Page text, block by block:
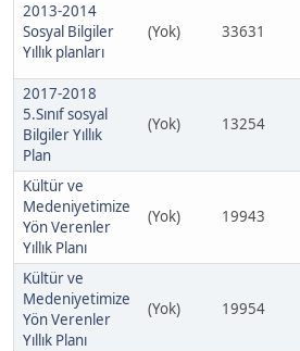
2013-2014
Sosyal Bilgiler
Yıllık planları
(Yok) 33631
2017-2018
5.Sınıf sosyal
Bilgiler Yıllık
Plan
(Yok) 13254
Kültür ve
Medeniyetimize
Yön Verenler
Yıllık Planı
(Yok) 19943
Kültür ve
Medeniyetimize
Yön Verenler
Yıllık Planı
(Yok) 19954